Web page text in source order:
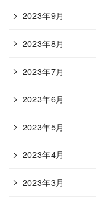
2023年9月
2023年8月
2023年7月
2023年6月
2023年5月
2023年4月
2023年3月